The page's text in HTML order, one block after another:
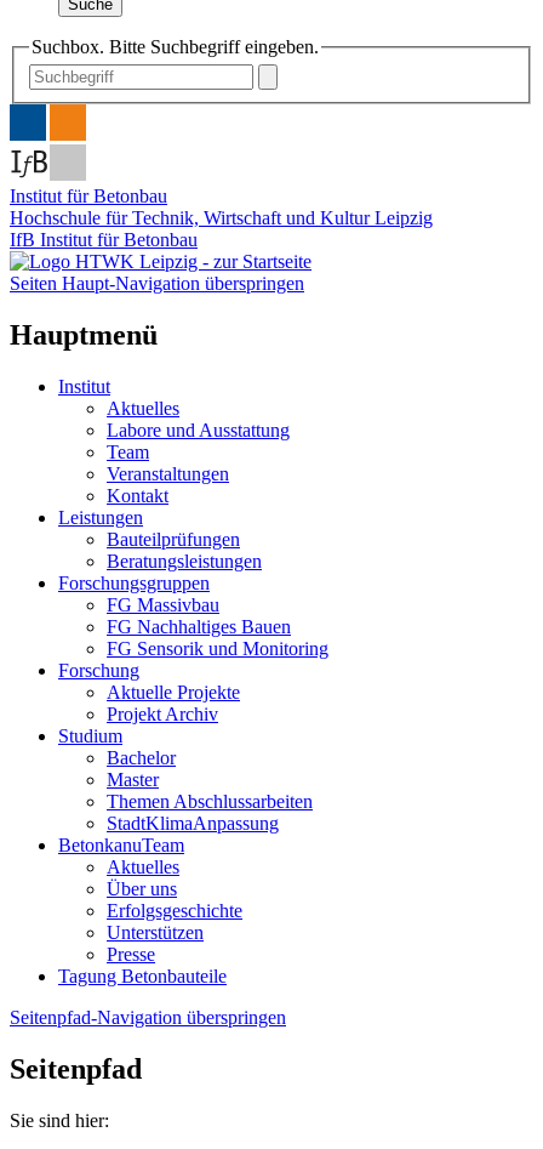
Suche
Suchbox. Bitte Suchbegriff eingeben.
Institut für Betonbau
Hochschule für Technik, Wirtschaft und Kultur Leipzig
IfB Institut für Betonbau
Seiten Haupt-Navigation überspringen
Hauptmenü
Institut
Aktuelles
Labore und Ausstattung
Team
Veranstaltungen
Kontakt
Leistungen
Bauteilprüfungen
Beratungsleistungen
Forschungsgruppen
FG Massivbau
FG Nachhaltiges Bauen
FG Sensorik und Monitoring
Forschung
Aktuelle Projekte
Projekt Archiv
Studium
Bachelor
Master
Themen Abschlussarbeiten
StadtKlimaAnpassung
BetonkanuTeam
Aktuelles
Über uns
Erfolgsgeschichte
Unterstützen
Presse
Tagung Betonbauteile
Seitenpfad-Navigation überspringen
Seitenpfad
Sie sind hier: